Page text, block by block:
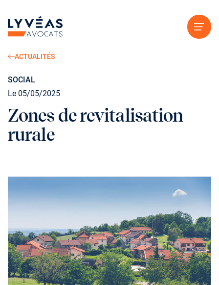
ACTUALITÉS
SOCIAL
Le 05/05/2025
Zones de revitalisation
rurale